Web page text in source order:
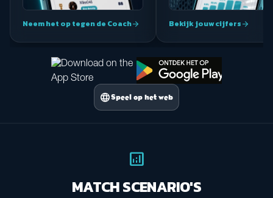
Neem het op tegen de Coacharrow_forward Bekijk jouw cijfersarrow_forward
languageSpeel op het web
analytics
MATCH SCENARIO'S